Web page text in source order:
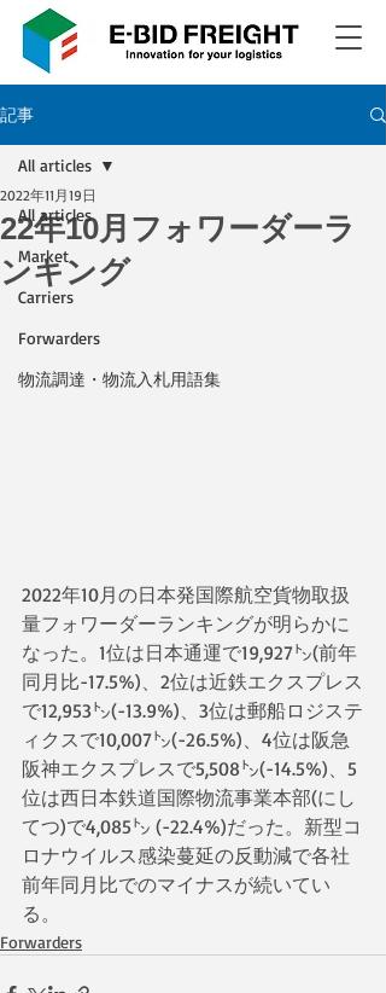
記事
All articles
Market
Carriers
Forwarders
物流調達・物流入札用語集
All articles
22年10月フォワーダーラ
ンキング
2022年11月19日
2022年10月の日本発国際航空貨物取扱
量フォワーダーランキングが明らかに
なった。1位は日本通運で19,927㌧(前年
同月比-17.5%)、2位は近鉄エクスプレス
で12,953㌧(-13.9%)、3位は郵船ロジステ
ィクスで10,007㌧(-26.5%)、4位は阪急
阪神エクスプレスで5,508㌧(-14.5%)、5
位は西日本鉄道国際物流事業本部(にし
てつ)で4,085㌧ (-22.4%)だった。新型コ
ロナウイルス感染蔓延の反動減で各社
前年同月比でのマイナスが続いてい
る。
Forwarders